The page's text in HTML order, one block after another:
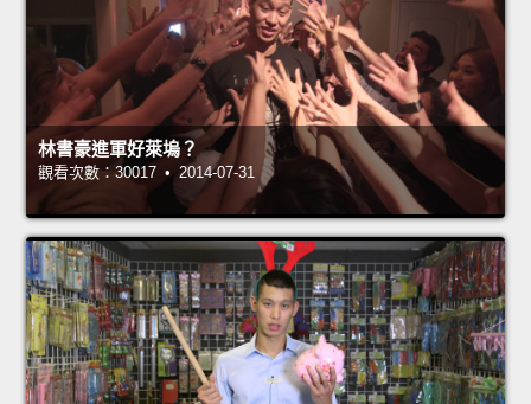
林書豪進軍好萊塢？
觀看次數：30017 • 2014-07-31